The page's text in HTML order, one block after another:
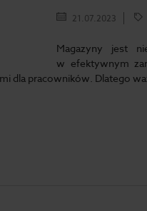
21.07.2023
Magazyny jest
w efektywnym
dla pracowników. Dlatego